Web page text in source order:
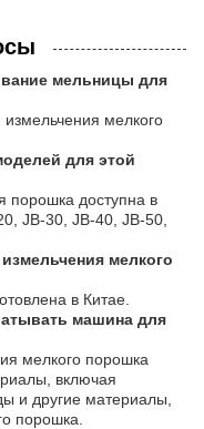
мельницы для
мелкого
для этой
порошка доступна в
JB-30, JB-40, JB-50,
мелкого
в Китае.
машина для
мелкого порошка
включая
и другие материалы,
порошка.